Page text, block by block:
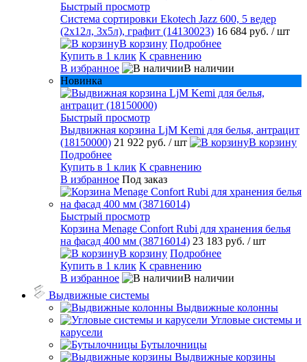
Быстрый просмотр
Система сортировки Ekotech Jazz 600, 5 ведер
(2х12л, 3х5л), графит (14130023) 16 684 руб. / шт
В корзину Подробнее
Купить в 1 клик К сравнению
В избранное
В наличии
Новинка
Быстрый просмотр
Выдвижная корзина LjM Kemi для белья, антрацит
(18150000) 21 922 руб. / шт
В корзину
Подробнее
Купить в 1 клик К сравнению
В избранное Под заказ
Быстрый просмотр
Корзина Menage Confort Rubi для хранения белья
на фасад 400 мм (38716014) 23 183 руб. / шт
В корзину Подробнее
Купить в 1 клик К сравнению
В избранное
В наличии
Выдвижные системы
Выдвижные колонны
Угловые системы и
карусели
Бутылочницы
Выдвижные корзины